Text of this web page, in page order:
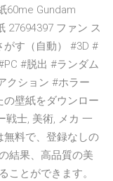
60me Gundam
27694397 ファン ス
がす（自動） #3D #
#脱出 #ランダム
クション #ホラー
壁紙をダウンロー
戦士, 美術, メカ 一
無料で、登録なしの
結果、高品質の美
ことができます。